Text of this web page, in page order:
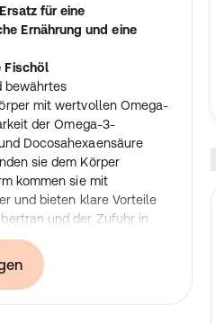
für eine
Ernährung und eine
Fischöl
bewährtes
mit wertvollen Omega-
der Omega-3-
Docosahexaensäure
sie dem Körper
kommen sie mit
und bieten klare Vorteile
und der Zufuhr in
an Triglyceride
versorgen den